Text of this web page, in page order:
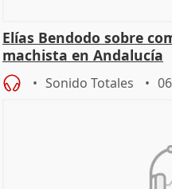
Elías Bendodo sobre
machista en Andalucía
Sonido Totales